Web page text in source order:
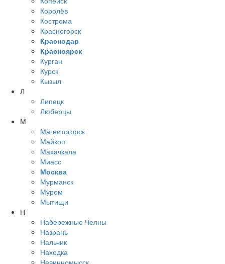
Королёв
Кострома
Красногорск
Краснодар
Красноярск
Курган
Курск
Кызыл
Л
Липецк
Люберцы
М
Магнитогорск
Майкоп
Махачкала
Миасс
Москва
Мурманск
Муром
Мытищи
Н
Набережные Челны
Назрань
Нальчик
Находка
Невинномысск